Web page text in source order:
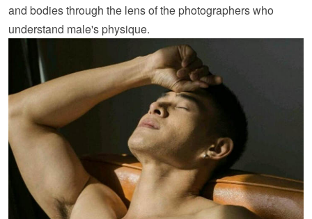
and bodies through the lens of the photographers who
understand male's physique.